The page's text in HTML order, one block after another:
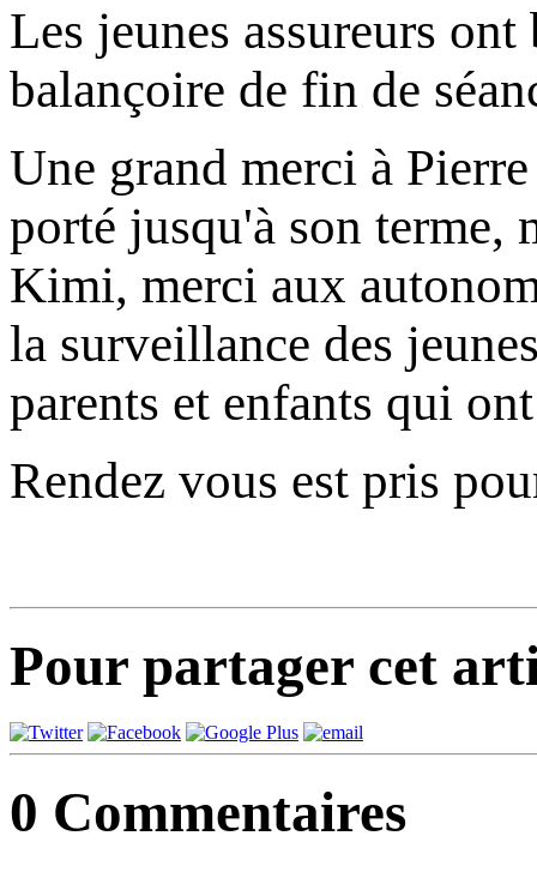
Les jeunes assureurs
balançoire de fin de
Une grand merci à
porté jusqu'à son terme,
Kimi, merci aux
la surveillance des
parents et enfants qui
Rendez vous est pris
Pour partager cet
0 Commentaires